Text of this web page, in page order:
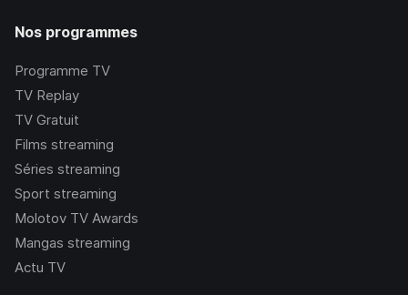
Nos programmes
Programme TV
TV Replay
TV Gratuit
Films streaming
Séries streaming
Sport streaming
Molotov TV Awards
Mangas streaming
Actu TV